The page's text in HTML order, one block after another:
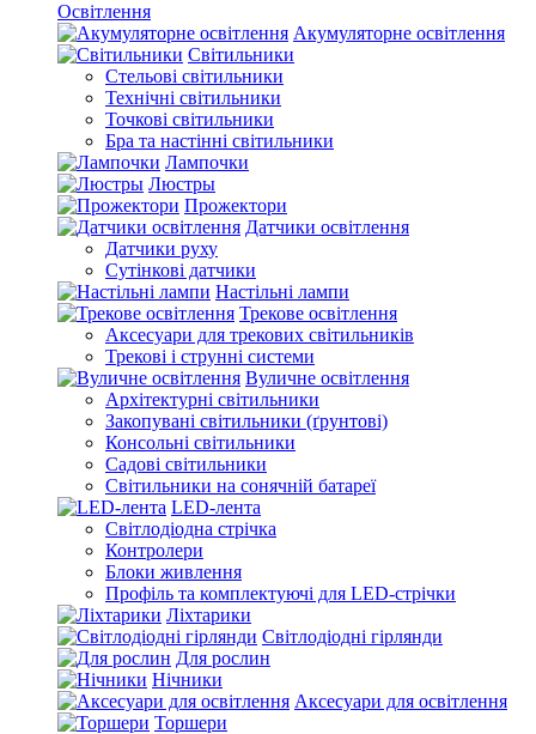
Освітлення
Акумуляторне освітлення
Світильники
Стельові світильники
Технічні світильники
Точкові світильники
Бра та настінні світильники
Лампочки
Люстры
Прожектори
Датчики освітлення
Датчики руху
Сутінкові датчики
Настільні лампи
Трекове освітлення
Аксесуари для трекових світильників
Трекові і струнні системи
Вуличне освітлення
Архітектурні світильники
Закопувані світильники (ґрунтові)
Консольні світильники
Садові світильники
Світильники на сонячній батареї
LED-лента
Світлодіодна стрічка
Контролери
Блоки живлення
Профіль та комплектуючі для LED-стрічки
Ліхтарики
Світлодіодні гірлянди
Для рослин
Нічники
Аксесуари для освітлення
Торшери